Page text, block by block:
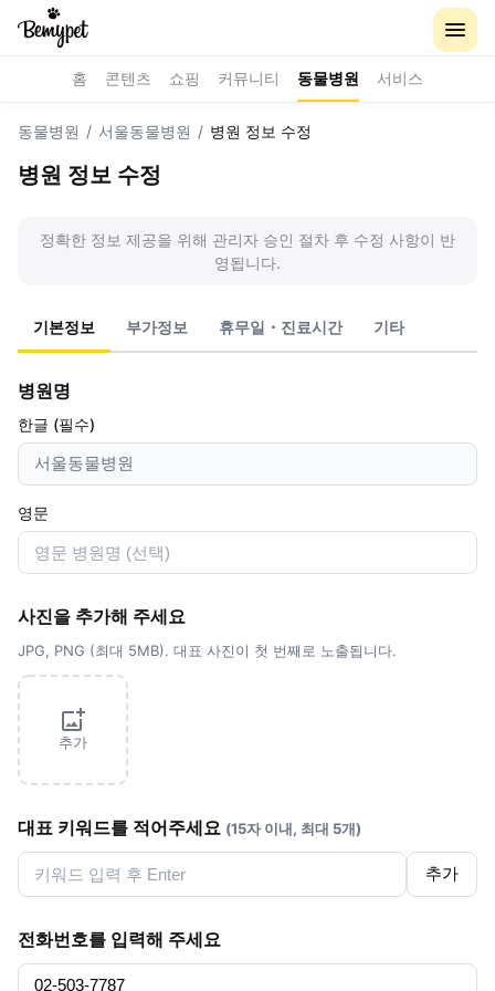
홈 콘텐츠 쇼핑 커뮤니티 동물병원 서비스
동물병원 / 서울동물병원 / 병원 정보 수정
병원 정보 수정
정확한 정보 제공을 위해 관리자 승인 절차 후 수정 사항이 반
영됩니다.
기본정보 부가정보 휴무일・진료시간 기타
병원명
한글 (필수)
영문
사진을 추가해 주세요
JPG, PNG (최대 5MB). 대표 사진이 첫 번째로 노출됩니다.
추가
대표 키워드를 적어주세요 (15자 이내, 최대 5개)
추가
전화번호를 입력해 주세요